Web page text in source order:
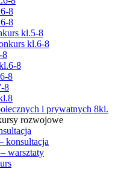
8
8
kl.5-8
kl.6-8
8
8
8
8
i prywatnych 8kl.
rozwojowe
konsultacja
warsztaty